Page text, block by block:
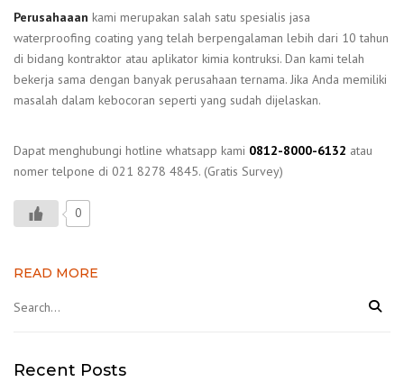
Perusahaaan kami merupakan salah satu spesialis jasa
waterproofing coating yang telah berpengalaman lebih dari 10 tahun
di bidang kontraktor atau aplikator kimia kontruksi. Dan kami telah
bekerja sama dengan banyak perusahaan ternama. Jika Anda memiliki
masalah dalam kebocoran seperti yang sudah dijelaskan.
Dapat menghubungi hotline whatsapp kami 0812-8000-6132 atau
nomer telpone di 021 8278 4845. (Gratis Survey)
0
READ MORE
Recent Posts